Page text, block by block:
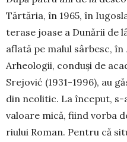
Tăr­tăria, în 1965, în
terase joase a Dună­rii de
aflată pe malul sârbesc,
Arhe­o­lo­gii, conduşi de
Srejović (1931-1996), au
din neo­litic. La în­ceput, s-
valoare mică, fiind vorba
riului Roman. Pentru că